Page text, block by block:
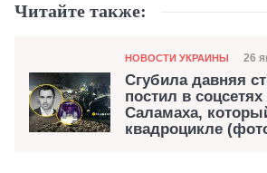
Читайте также:
Категория
НОВОСТИ УКРАИНЫ 26
Сгубила давняя
постил в
Саламаха,
квадроцикле